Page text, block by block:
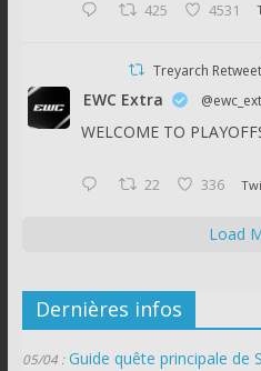
425 4531
Treyarch
EWC Extra
WELCOME TO
22 336
Load
Dernières infos
05/04 : Guide quête principale de